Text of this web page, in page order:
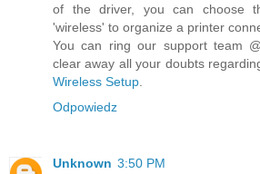
of the driver, you can choose
'wireless' to organize a printer
You can ring our support team
clear away all your doubts
Wireless Setup
Odpowiedz
Unknown 3:50 PM